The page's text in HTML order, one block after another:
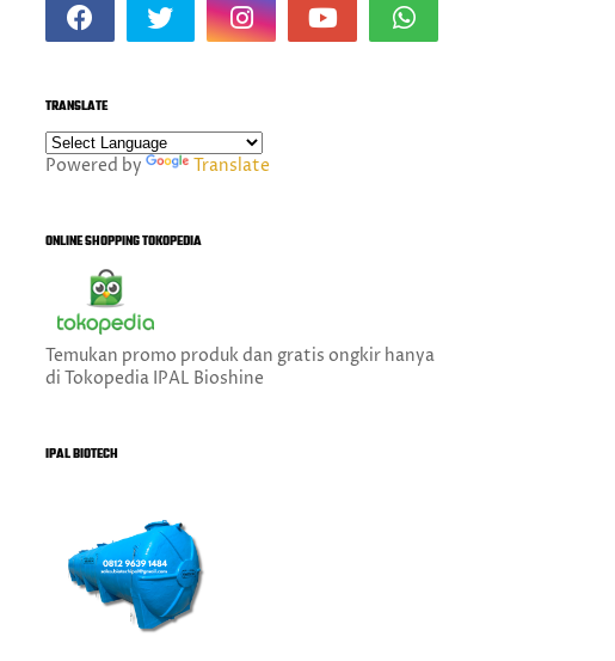
TRANSLATE
Powered by Translate
ONLINE SHOPPING TOKOPEDIA
Temukan promo produk dan gratis ongkir hanya
di Tokopedia IPAL Bioshine
IPAL BIOTECH